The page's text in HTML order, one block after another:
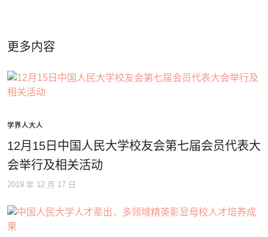
更多内容
学界人大人
12月15日中国人民大学校友会第七届会员代表大
会举行及相关活动
2019 年 12 月 17 日